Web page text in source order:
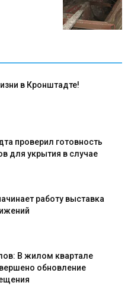
в Кронштадте!
проверил готовность
для укрытия в случае
работу выставка
В жилом квартале
обновление